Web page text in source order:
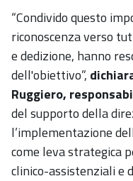
“Condivido questo
riconoscenza verso
e dedizione, hanno
dell'obiettivo”,
Ruggiero,
del supporto della
l’implementazione
come leva strategica
clinico-assistenziali e